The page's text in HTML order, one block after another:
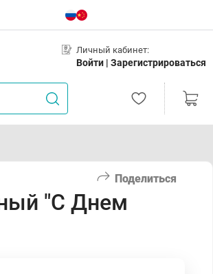
Личный кабинет:
Войти | Зарегистрироваться
Поделиться
"С Днем